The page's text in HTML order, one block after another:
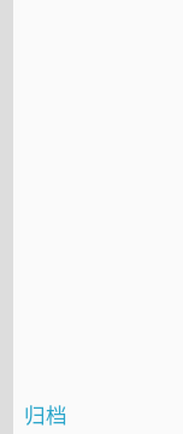
归档